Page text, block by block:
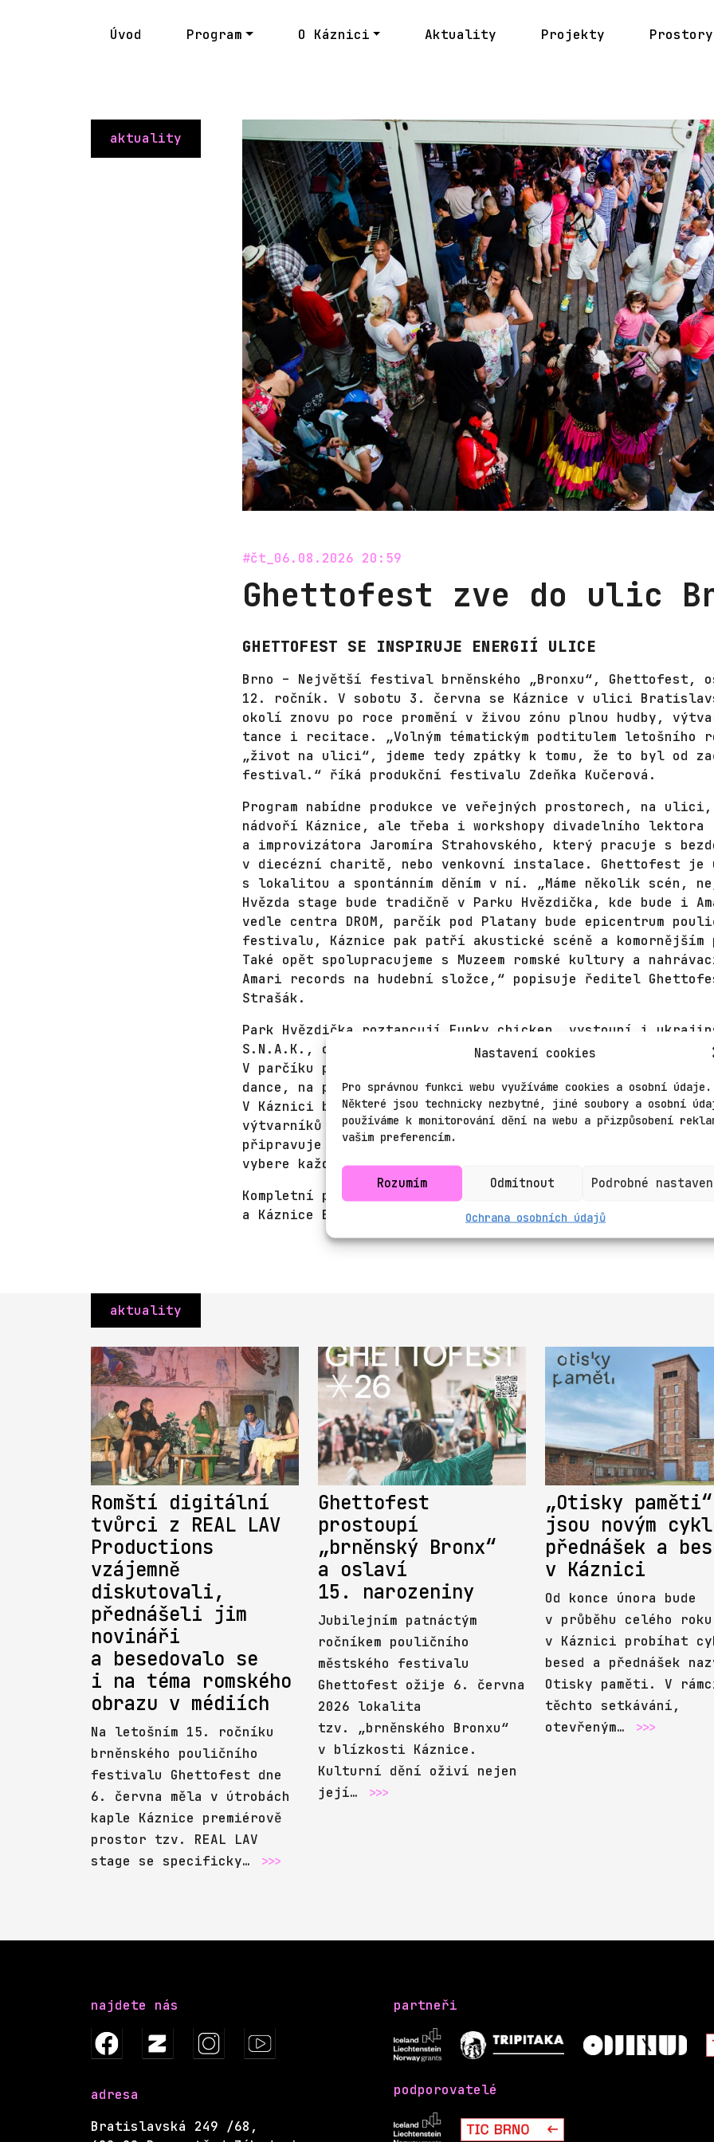
Nastavení cookies
Pro správnou funkci webu využíváme cookies a osobní údaje.
Některé jsou technicky nezbytné, jiné soubory a osobní
používáme k monitorování dění na webu a přizpůsobení
vašim preferencím.
Rozumím Odmítnout Podrobné
Ochrana osobních údajů
Úvod Program O Káznici Aktuality Projekty Prostory
aktuality
#čt_06.08.2026 20:59
Ghettofest zve do ulic
GHETTOFEST SE INSPIRUJE ENERGIÍ ULICE
Brno – Největší festival brněnského „Bronxu“, Ghettofest,
12. ročník. V sobotu 3. června se Káznice v ulici
okolí znovu po roce promění v živou zónu plnou hudby,
tance i recitace. „Volným tématickým podtitulem letošního
„život na ulici“, jdeme tedy zpátky k tomu, že to byl od
festival.“ říká produkční festivalu Zdeňka Kučerová.
Program nabídne produkce ve veřejných prostorech, na
nádvoří Káznice, ale třeba i workshopy divadelního lektora
a improvizátora Jaromíra Strahovského, který pracuje s
v diecézní charitě, nebo venkovní instalace. Ghettofest je
s lokalitou a spontánním děním v ní. „Máme několik scén,
Hvězda stage bude tradičně v Parku Hvězdička, kde bude i
vedle centra DROM, parčík pod Platany bude epicentrum
festivalu, Káznice pak patří akustické scéně a komornějším
Také opět spolupracujeme s Muzeem romské kultury a
Amari records na hudební složce,“ popisuje ředitel
Strašák.
Park Hvězdička roztancují Funky chicken, vystoupí i
S.N.A.K., což je energická hudba, která čerpá z
V parčíku pod Platany diváci uslyší a uvidí slam poetry,
dance, na programu je také vystoupení divadelní skupiny z
V Káznici bude možné zažít virtuální realitu i navštívit
výtvarníků v rámci celobrněnské akce Open studios. Divadlo
připravuje divadelní workshop pro děti. „Myslím, že v
vybere každý,“ láká na tradiční pouliční svátek Pavel
Kompletní program je k dispozici na stránkách festivalu
a Káznice Brno
www.kaznice.art.
aktuality
Romští digitální
tvůrci z REAL LAV
Productions
vzájemně
diskutovali,
přednášeli jim
novináři
a besedovalo se
i na téma romského
obrazu v médiích
Na letošním 15. ročníku
brněnského pouličního
festivalu Ghettofest dne
6. června měla v útrobách
kaple Káznice premiérově
prostor tzv. REAL LAV
stage se specificky…
>>>
Ghettofest
prostoupí
„brněnský Bronx“
a oslaví
15. narozeniny
Jubilejním patnáctým
ročníkem pouličního
městského festivalu
Ghettofest ožije 6. června
2026 lokalita
tzv. „brněnského Bronxu“
v blízkosti Káznice.
Kulturní dění oživí nejen
její…
>>>
„Otisky paměti“
jsou novým
přednášek a
v Káznici
Od konce února bude
v průběhu celého roku
v Káznici probíhat
besed a přednášek
Otisky paměti. V
těchto setkávání,
otevřeným…
>>>
najdete nás
adresa
Bratislavská 249 /68,
partneři
podporovatelé